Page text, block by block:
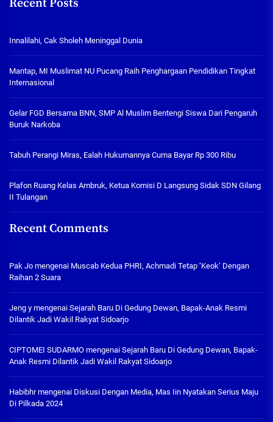
Recent Posts
Innalilahi, Cak Sholeh Meninggal Dunia
Mantap, MI Muslimat NU Pucang Raih Penghargaan Pendidikan Tingkat
Internasional
Gelar FGD Bersama BNN, SMP Al Muslim Bentengi Siswa Dari Pengaruh
Buruk Narkoba
Tabuh Perangi Miras, Ealah Hukumannya Cuma Bayar Rp 300 Ribu
Plafon Ruang Kelas Ambruk, Ketua Komisi D Langsung Sidak SDN Gilang
II Tulangan
Recent Comments
Pak Jo mengenai Muscab Kedua PHRI, Achmadi Tetap ‘Keok’ Dengan
Raihan 2 Suara
Jeng y mengenai Sejarah Baru Di Gedung Dewan, Bapak-Anak Resmi
Dilantik Jadi Wakil Rakyat Sidoarjo
CIPTOMEI SUDARMO mengenai Sejarah Baru Di Gedung Dewan, Bapak-
Anak Resmi Dilantik Jadi Wakil Rakyat Sidoarjo
Habibhrmengenai Diskusi Dengan Media, Mas Iin Nyatakan Serius Maju
Di Pilkada 2024